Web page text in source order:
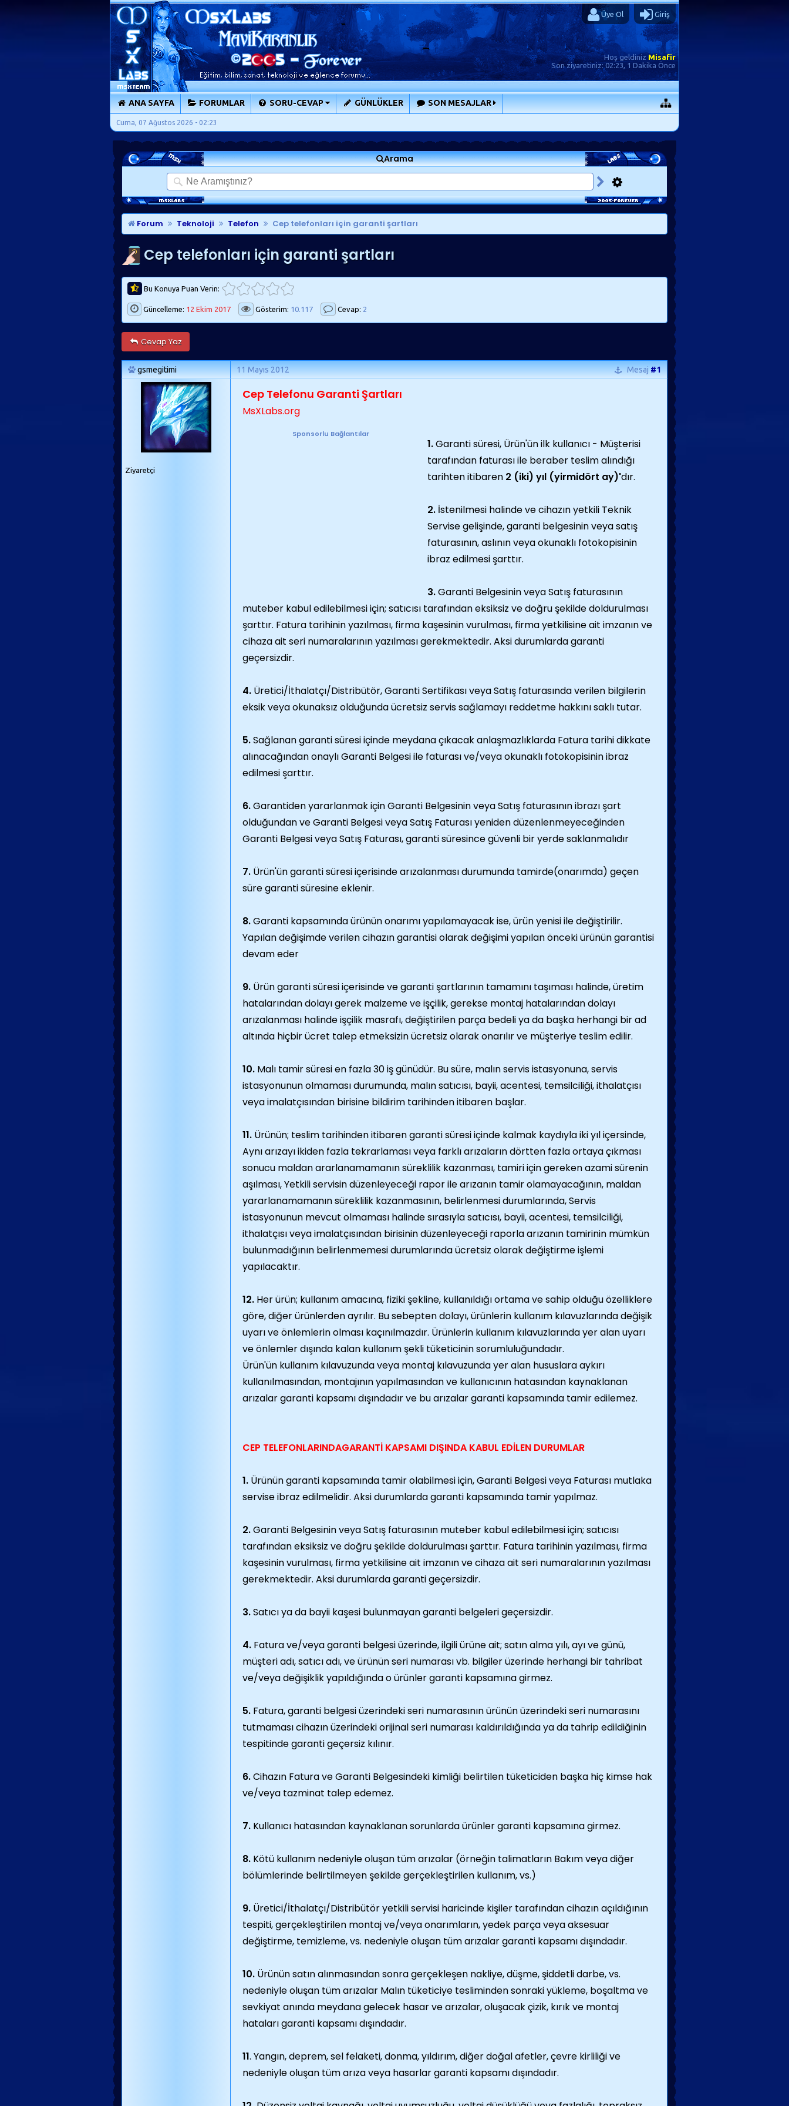
Üye Ol Giriş
Hoş geldiniz Misafir
Son ziyaretiniz:02:23, 1 Dakika Önce
ANA SAYFA FORUMLAR SORU-CEVAP GÜNLÜKLER SON MESAJLAR
Cuma, 07 Ağustos 2026 - 02:23
Arama
Forum Teknoloji Telefon Cep telefonları için garanti şartları
Cep telefonları için garanti şartları
Bu Konuya Puan Verin:
Güncelleme: 12 Ekim 2017 Gösterim: 10.117 Cevap: 2
Cevap Yaz
gsmegitimi 11 Mayıs 2012 Mesaj#1
Ziyaretçi
Cep Telefonu Garanti Şartları
MsXLabs.org
Sponsorlu Bağlantılar
1.Garanti süresi, Ürün'ün ilk kullanıcı - Müşterisi
tarafından faturası ile beraber teslim alındığı
tarihten itibaren 2 (iki) yıl (yirmidört ay)'dır.
2. İstenilmesi halinde ve cihazın yetkili Teknik
Servise gelişinde, garanti belgesinin veya satış
faturasının, aslının veya okunaklı fotokopisinin
ibraz edilmesi şarttır.
3.Garanti Belgesinin veya Satış faturasının
muteber kabul edilebilmesi için; satıcısı tarafından eksiksiz ve doğru şekilde doldurulması
şarttır. Fatura tarihinin yazılması, firma kaşesinin vurulması, firma yetkilisine ait imzanın ve
cihaza ait seri numaralarının yazılması gerekmektedir. Aksi durumlarda garanti
geçersizdir.
4. Üretici/İthalatçı/Distribütör, Garanti Sertifikası veya Satış faturasında verilen bilgilerin
eksik veya okunaksız olduğunda ücretsiz servis sağlamayı reddetme hakkını saklı tutar.
5.Sağlanan garanti süresi içinde meydana çıkacak anlaşmazlıklarda Fatura tarihi dikkate
alınacağından onaylı Garanti Belgesi ile faturası ve/veya okunaklı fotokopisinin ibraz
edilmesi şarttır.
6.Garantiden yararlanmak için Garanti Belgesinin veya Satış faturasının ibrazı şart
olduğundan ve Garanti Belgesi veya Satış Faturası yeniden düzenlenmeyeceğinden
Garanti Belgesi veya Satış Faturası, garanti süresince güvenli bir yerde saklanmalıdır
7. Ürün'ün garanti süresi içerisinde arızalanması durumunda tamirde(onarımda) geçen
süre garanti süresine eklenir.
8.Garanti kapsamında ürünün onarımı yapılamayacak ise, ürün yenisi ile değiştirilir.
Yapılan değişimde verilen cihazın garantisi olarak değişimi yapılan önceki ürünün garantisi
devam eder
9. Ürün garanti süresi içerisinde ve garanti şartlarının tamamını taşıması halinde, üretim
hatalarından dolayı gerek malzeme ve işçilik, gerekse montaj hatalarından dolayı
arızalanması halinde işçilik masrafı, değiştirilen parça bedeli ya da başka herhangi bir ad
altında hiçbir ücret talep etmeksizin ücretsiz olarak onarılır ve müşteriye teslim edilir.
10. Malı tamir süresi en fazla 30 iş günüdür. Bu süre, malın servis istasyonuna, servis
istasyonunun olmaması durumunda, malın satıcısı, bayii, acentesi, temsilciliği, ithalatçısı
veya imalatçısından birisine bildirim tarihinden itibaren başlar.
11. Ürünün; teslim tarihinden itibaren garanti süresi içinde kalmak kaydıyla iki yıl içersinde,
Aynı arızayı ikiden fazla tekrarlaması veya farklı arızaların dörtten fazla ortaya çıkması
sonucu maldan ararlanamamanın süreklilik kazanması, tamiri için gereken azami sürenin
aşılması, Yetkili servisin düzenleyeceği rapor ile arızanın tamir olamayacağının, maldan
yararlanamamanın süreklilik kazanmasının, belirlenmesi durumlarında, Servis
istasyonunun mevcut olmaması halinde sırasıyla satıcısı, bayii, acentesi, temsilciliği,
ithalatçısı veya imalatçısından birisinin düzenleyeceği raporla arızanın tamirinin mümkün
bulunmadığının belirlenmemesi durumlarında ücretsiz olarak değiştirme işlemi
yapılacaktır.
12. Her ürün; kullanım amacına, fiziki şekline, kullanıldığı ortama ve sahip olduğu özelliklere
göre, diğer ürünlerden ayrılır. Bu sebepten dolayı, ürünlerin kullanım kılavuzlarında değişik
uyarı ve önlemlerin olması kaçınılmazdır. Ürünlerin kullanım kılavuzlarında yer alan uyarı
ve önlemler dışında kalan kullanım şekli tüketicinin sorumluluğundadır.
Ürün'ün kullanım kılavuzunda veya montaj kılavuzunda yer alan hususlara aykırı
kullanılmasından, montajının yapılmasından ve kullanıcının hatasından kaynaklanan
arızalar garanti kapsamı dışındadır ve bu arızalar garanti kapsamında tamir edilemez.
CEP TELEFONLARINDAGARANTİ KAPSAMI DIŞINDA KABUL EDİLEN DURUMLAR
1. Ürünün garanti kapsamında tamir olabilmesi için, Garanti Belgesi veya Faturası mutlaka
servise ibraz edilmelidir. Aksi durumlarda garanti kapsamında tamir yapılmaz.
2.Garanti Belgesinin veya Satış faturasının muteber kabul edilebilmesi için; satıcısı
tarafından eksiksiz ve doğru şekilde doldurulması şarttır. Fatura tarihinin yazılması, firma
kaşesinin vurulması, firma yetkilisine ait imzanın ve cihaza ait seri numaralarının yazılması
gerekmektedir. Aksi durumlarda garanti geçersizdir.
3.Satıcı ya da bayii kaşesi bulunmayan garanti belgeleri geçersizdir.
4. Fatura ve/veya garanti belgesi üzerinde, ilgili ürüne ait; satın alma yılı, ayı ve günü,
müşteri adı, satıcı adı, ve ürünün seri numarası vb. bilgiler üzerinde herhangi bir tahribat
ve/veya değişiklik yapıldığında o ürünler garanti kapsamına girmez.
5. Fatura, garanti belgesi üzerindeki seri numarasının ürünün üzerindeki seri numarasını
tutmaması cihazın üzerindeki orijinal seri numarası kaldırıldığında ya da tahrip edildiğinin
tespitinde garanti geçersiz kılınır.
6.Cihazın Fatura ve Garanti Belgesindeki kimliği belirtilen tüketiciden başka hiç kimse hak
ve/veya tazminat talep edemez.
7. Kullanıcı hatasından kaynaklanan sorunlarda ürünler garanti kapsamına girmez.
8. Kötü kullanım nedeniyle oluşan tüm arızalar (örneğin talimatların Bakım veya diğer
bölümlerinde belirtilmeyen şekilde gerçekleştirilen kullanım, vs.)
9. Üretici/İthalatçı/Distribütör yetkili servisi haricinde kişiler tarafından cihazın açıldığının
tespiti, gerçekleştirilen montaj ve/veya onarımların, yedek parça veya aksesuar
değiştirme, temizleme, vs. nedeniyle oluşan tüm arızalar garanti kapsamı dışındadır.
10. Ürünün satın alınmasından sonra gerçekleşen nakliye, düşme, şiddetli darbe, vs.
nedeniyle oluşan tüm arızalar Malın tüketiciye tesliminden sonraki yükleme, boşaltma ve
sevkiyat anında meydana gelecek hasar ve arızalar, oluşacak çizik, kırık ve montaj
hataları garanti kapsamı dışındadır.
11. Yangın, deprem, sel felaketi, donma, yıldırım, diğer doğal afetler, çevre kirliliği ve
nedeniyle oluşan tüm arıza veya hasarlar garanti kapsamı dışındadır.